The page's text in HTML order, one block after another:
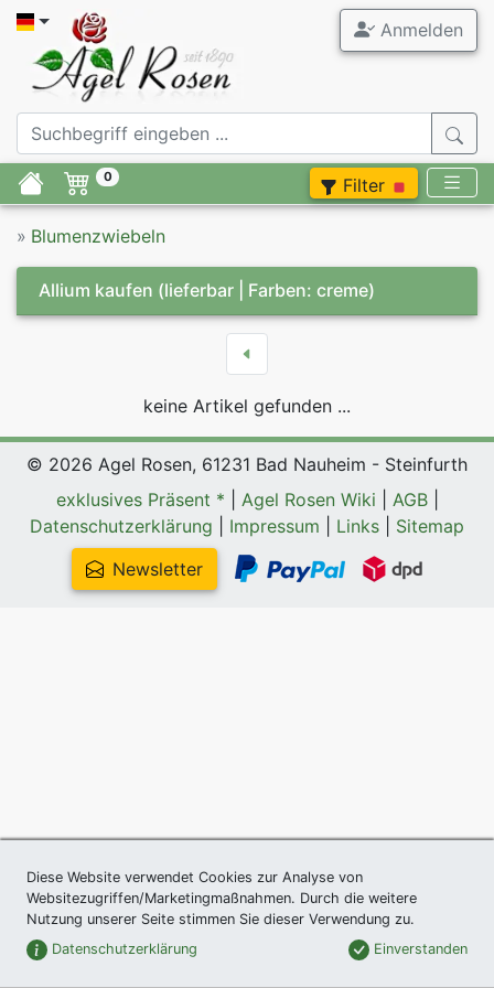
Anmelden
0 Filter
» Blumenzwiebeln
Allium kaufen (lieferbar | Farben: creme)
keine Artikel gefunden ...
© 2026 Agel Rosen, 61231 Bad Nauheim - Steinfurth
exklusives Präsent *
Agel Rosen Wiki AGB|
Datenschutzerklärung
Impressum Links
Sitemap
Newsletter
Diese Website verwendet Cookies zur Analyse von
Websitezugriffen/Marketingmaßnahmen. Durch die weitere
Nutzung unserer Seite stimmen Sie dieser Verwendung zu.
Datenschutzerklärung
Einverstanden